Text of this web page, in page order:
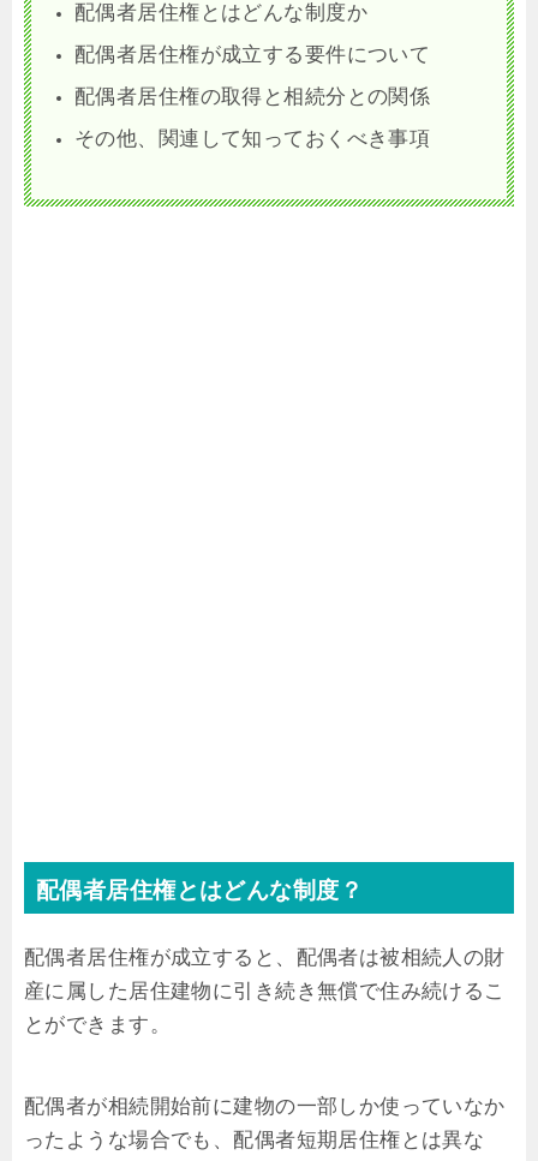
配偶者居住権とはどんな制度か
配偶者居住権が成立する要件について
配偶者居住権の取得と相続分との関係
その他、関連して知っておくべき事項
配偶者居住権とはどんな制度？
配偶者居住権が成立すると、配偶者は被相続人の財
産に属した居住建物に引き続き無償で住み続けるこ
とができます。
配偶者が相続開始前に建物の一部しか使っていなか
ったような場合でも、配偶者短期居住権とは異な